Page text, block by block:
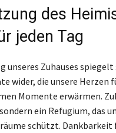
des
jeden Tag
unseres Zuhauses spiegelt
wider, die unsere Herzen
Momente erwärmen.
ein Refugium, das
schützt. Dankbarkeit